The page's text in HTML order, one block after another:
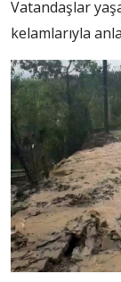
Vatandaşlar
kelamlarıyla